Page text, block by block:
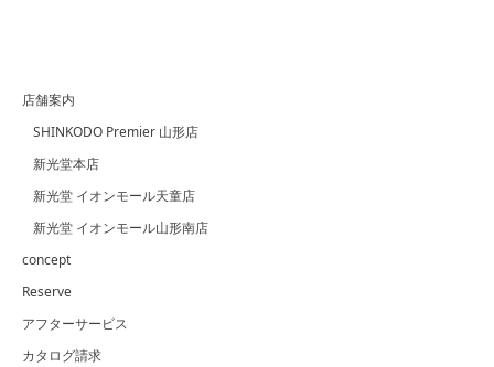
店舗案内
SHINKODO Premier 山形店
新光堂本店
新光堂 イオンモール天童店
新光堂 イオンモール山形南店
concept
Reserve
アフターサービス
カタログ請求